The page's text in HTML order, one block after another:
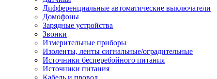
Дифференциальные автоматические выключатели
Домофоны
Зарядные устройства
Звонки
Измерительные приборы
Изоленты, ленты сигнальные/оградительные
Источники бесперебойного питания
Источники питания
Кабель и провод